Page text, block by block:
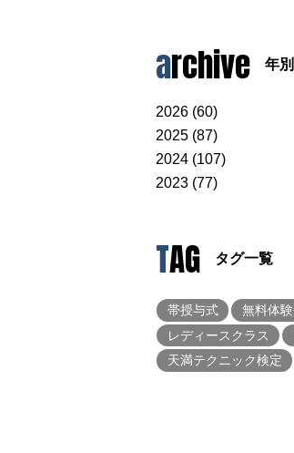
archive 年
2026 (60)
2025 (87)
2024 (107)
2023 (77)
TAG タグ一覧
帯授与式
無料体
レディースクラス
天満テクニック検定